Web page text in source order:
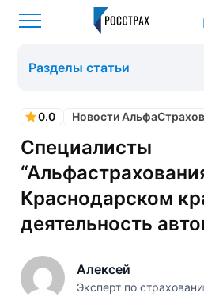
0.0 Новости
Специалисты
Краснодарском
деятельность
Алексей
Эксперт по
Разделы статьи